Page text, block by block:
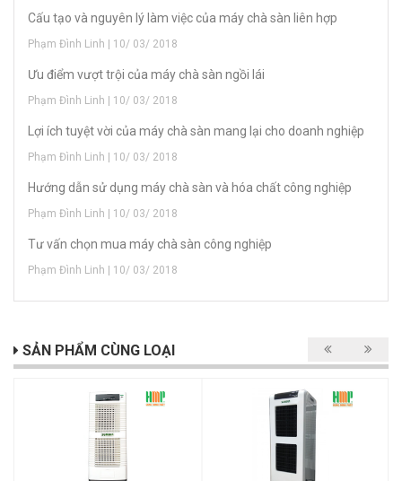
Cấu tạo và nguyên lý làm việc của máy chà sàn liên hợp
Phạm Đình Linh | 10/ 03/ 2018
Ưu điểm vượt trội của máy chà sàn ngồi lái
Phạm Đình Linh | 10/ 03/ 2018
Lợi ích tuyệt vời của máy chà sàn mang lại cho doanh nghiệp
Phạm Đình Linh | 10/ 03/ 2018
Hướng dẫn sử dụng máy chà sàn và hóa chất công nghiệp
Phạm Đình Linh | 10/ 03/ 2018
Tư vấn chọn mua máy chà sàn công nghiệp
Phạm Đình Linh | 10/ 03/ 2018
SẢN PHẨM CÙNG LOẠI